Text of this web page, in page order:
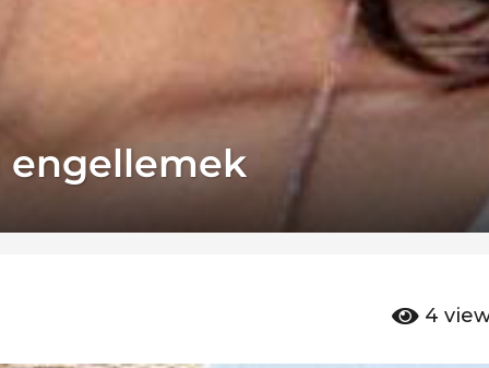
engellemek
4